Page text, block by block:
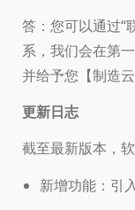
答：您可以通过“
系，我们会在第
并给予您【制造
更新日志
截至最新版本，
新增功能：引